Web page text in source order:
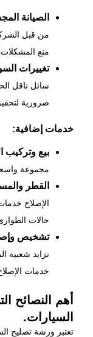
الصيانة
من قبل
منع
تغييرات
سائل ناقل
ضرورية
خدمات إضافية:
بيع وتركيب
مجموعة
القطر
الإصلاح
حالات
تشخيص
تزايد شعبية
خدمات
أهم النصائح
السيارات.
تعتبر ورشة تصليح